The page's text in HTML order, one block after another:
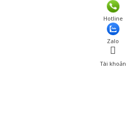
Hotline
Zalo
Tài khoản